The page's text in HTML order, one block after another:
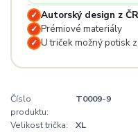
✓ Autorský design z ČR
✓ Prémiové materiály
✓ U triček možný potisk
Číslo
produktu:
T0009-9
Velikost trička:
XL